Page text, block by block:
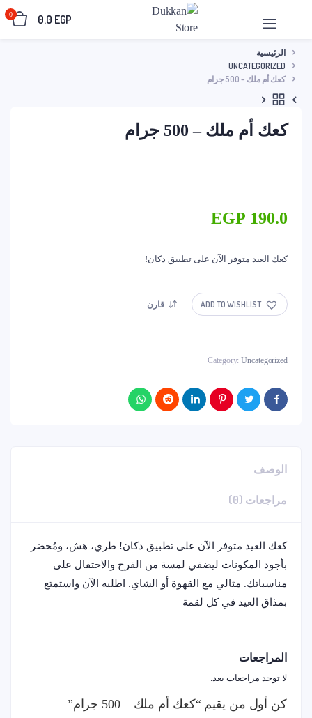
0.0 EGP
0
الرئيسية
UNCATEGORIZED
كعك أم ملك – 500 جرام
كعك أم ملك – 500 جرام
190.0
EGP
كعك العيد متوفر الآن على تطبيق دكان!
ADD TO WISHLIST قارن
Category:Uncategorized
الوصف
مراجعات (0)
كعك العيد متوفر الآن على تطبيق دكان! طري، هش، ومُحضر
بأجود المكونات ليضفي لمسة من الفرح والاحتفال على
مناسباتك. مثالي مع القهوة أو الشاي. اطلبه الآن واستمتع
بمذاق العيد في كل لقمة
المراجعات
لا توجد مراجعات بعد.
كن أول من يقيم “كعك أم ملك – 500 جرام”